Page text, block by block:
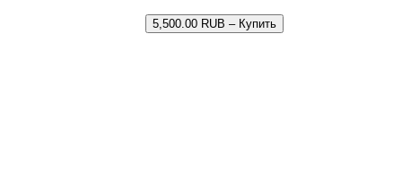
5,500.00 RUB – Купить